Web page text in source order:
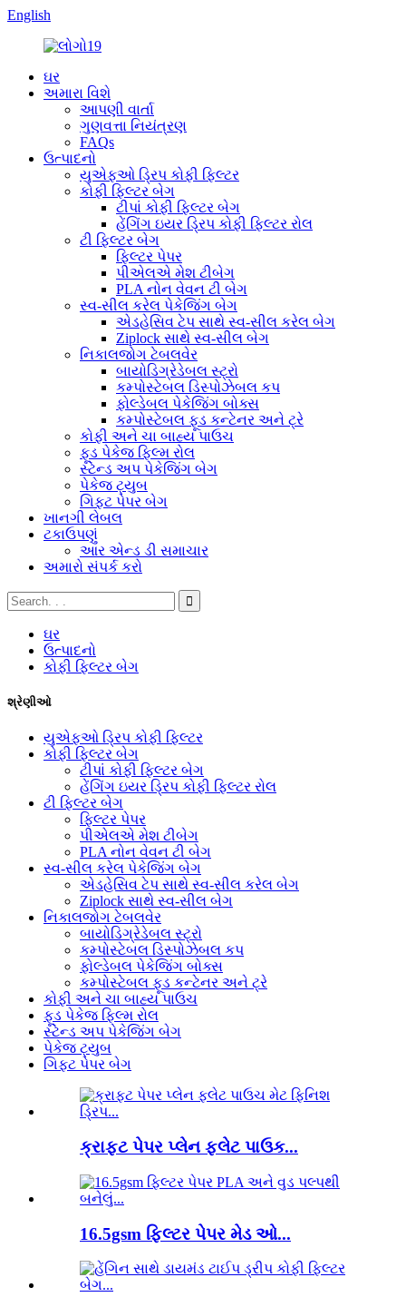
English
ઘર
અમારા વિશે
આપણી વાર્તા
ગુણવત્તા નિયંત્રણ
FAQs
ઉત્પાદનો
યુએફઓ ડ્રિપ કોફી ફિલ્ટર
કોફી ફિલ્ટર બેગ
ટીપાં કોફી ફિલ્ટર બેગ
હેંગિંગ ઇયર ડ્રિપ કોફી ફિલ્ટર રોલ
ટી ફિલ્ટર બેગ
ફિલ્ટર પેપર
પીએલએ મેશ ટીબેગ
PLA નોન વેવન ટી બેગ
સ્વ-સીલ કરેલ પેકેજિંગ બેગ
એડહેસિવ ટેપ સાથે સ્વ-સીલ કરેલ બેગ
Ziplock સાથે સ્વ-સીલ બેગ
નિકાલજોગ ટેબલવેર
બાયોડિગ્રેડેબલ સ્ટ્રો
કમ્પોસ્ટેબલ ડિસ્પોઝેબલ કપ
ફોલ્ડેબલ પેકેજિંગ બોક્સ
કમ્પોસ્ટેબલ ફૂડ કન્ટેનર અને ટ્રે
કોફી અને ચા બાહ્ય પાઉચ
ફૂડ પેકેજ ફિલ્મ રોલ
સ્ટેન્ડ અપ પેકેજિંગ બેગ
પેકેજ ટ્યુબ
ગિફ્ટ પેપર બેગ
ખાનગી લેબલ
ટકાઉપણું
આર એન્ડ ડી સમાચાર
અમારો સંપર્ક કરો
ઘર
ઉત્પાદનો
કોફી ફિલ્ટર બેગ
શ્રેણીઓ
યુએફઓ ડ્રિપ કોફી ફિલ્ટર
કોફી ફિલ્ટર બેગ
ટીપાં કોફી ફિલ્ટર બેગ
હેંગિંગ ઇયર ડ્રિપ કોફી ફિલ્ટર રોલ
ટી ફિલ્ટર બેગ
ફિલ્ટર પેપર
પીએલએ મેશ ટીબેગ
PLA નોન વેવન ટી બેગ
સ્વ-સીલ કરેલ પેકેજિંગ બેગ
એડહેસિવ ટેપ સાથે સ્વ-સીલ કરેલ બેગ
Ziplock સાથે સ્વ-સીલ બેગ
નિકાલજોગ ટેબલવેર
બાયોડિગ્રેડેબલ સ્ટ્રો
કમ્પોસ્ટેબલ ડિસ્પોઝેબલ કપ
ફોલ્ડેબલ પેકેજિંગ બોક્સ
કમ્પોસ્ટેબલ ફૂડ કન્ટેનર અને ટ્રે
કોફી અને ચા બાહ્ય પાઉચ
ફૂડ પેકેજ ફિલ્મ રોલ
સ્ટેન્ડ અપ પેકેજિંગ બેગ
પેકેજ ટ્યુબ
ગિફ્ટ પેપર બેગ
ક્રાફ્ટ પેપર પ્લેન ફ્લેટ પાઉક...
16.5gsm ફિલ્ટર પેપર મેડ ઓ...